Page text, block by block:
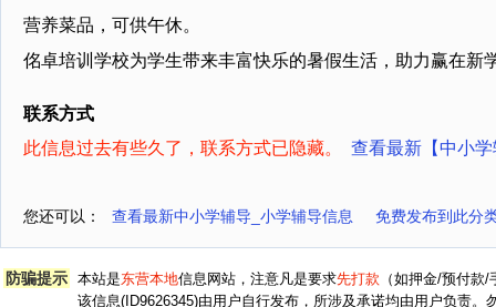
营养菜品，可供午休。
佲卓培训学校为学生带来丰富快乐的暑假生活，助力赢在新
联系方式
此信息过去有些久了，联系方式已隐藏。 查看最新【中小
您还可以： 查看最新中小学辅导_小学辅导信息 免费发布到此分
防骗提示 本站是东营本地信息网站，注意凡是要求先打款 （如押金/预付款
该信息(ID9626345)由用户自行发布，所涉及承诺均由用户负责。